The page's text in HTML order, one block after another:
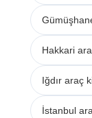
Hakkari
Iğdır araç
İstanbul